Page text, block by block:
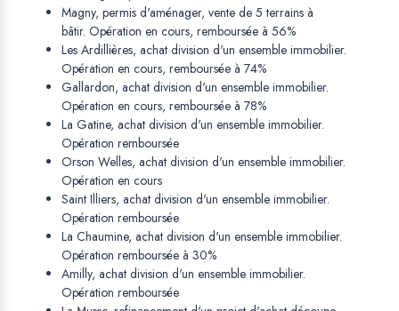
Magny, permis d'aménager, vente de 5 terrains à
bâtir. Opération en cours, remboursée à 56%
Les Ardillières, achat division d'un ensemble immobilier.
Opération en cours, remboursée à 74%
Gallardon, achat division d'un ensemble immobilier.
Opération en cours, remboursée à 78%
La Gatine, achat division d'un ensemble immobilier.
Opération remboursée
Orson Welles, achat division d'un ensemble immobilier.
Opération en cours
Saint Illiers, achat division d'un ensemble immobilier.
Opération remboursée
La Chaumine, achat division d'un ensemble immobilier.
Opération remboursée à 30%
Amilly, achat division d'un ensemble immobilier.
Opération remboursée